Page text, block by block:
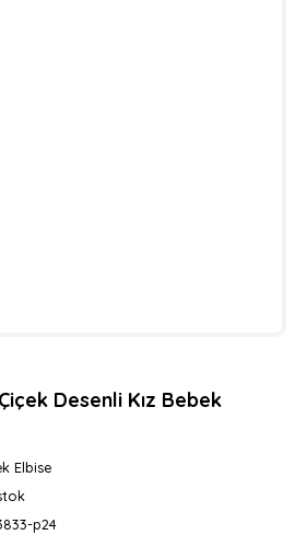
Desenli Kız Bebek
Elbise
p24